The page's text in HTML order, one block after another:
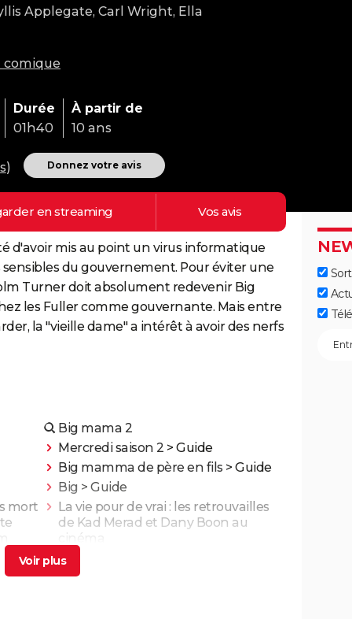
Applegate, Carl Wright, Ella
comique
Durée
01h40
À partir de
10 ans
) Donnez votre avis
enstreaming Vosavis
d'avoir mis au point un virus informatique
du gouvernement. Pour éviter une
Turner doit absolument redevenir Big
les Fuller comme gouvernante. Mais entre
la "vieille dame" a intérêt à avoir des nerfs
Big mama 2
Mercredi saison 2 > Guide
Big mamma de père en fils > Guide
Big > Guide
mort
La vie pour de vrai : les retrouvailles
de Kad Merad et Dany Boon au
cinéma
Adieu Les Cons : synopsis, critique,